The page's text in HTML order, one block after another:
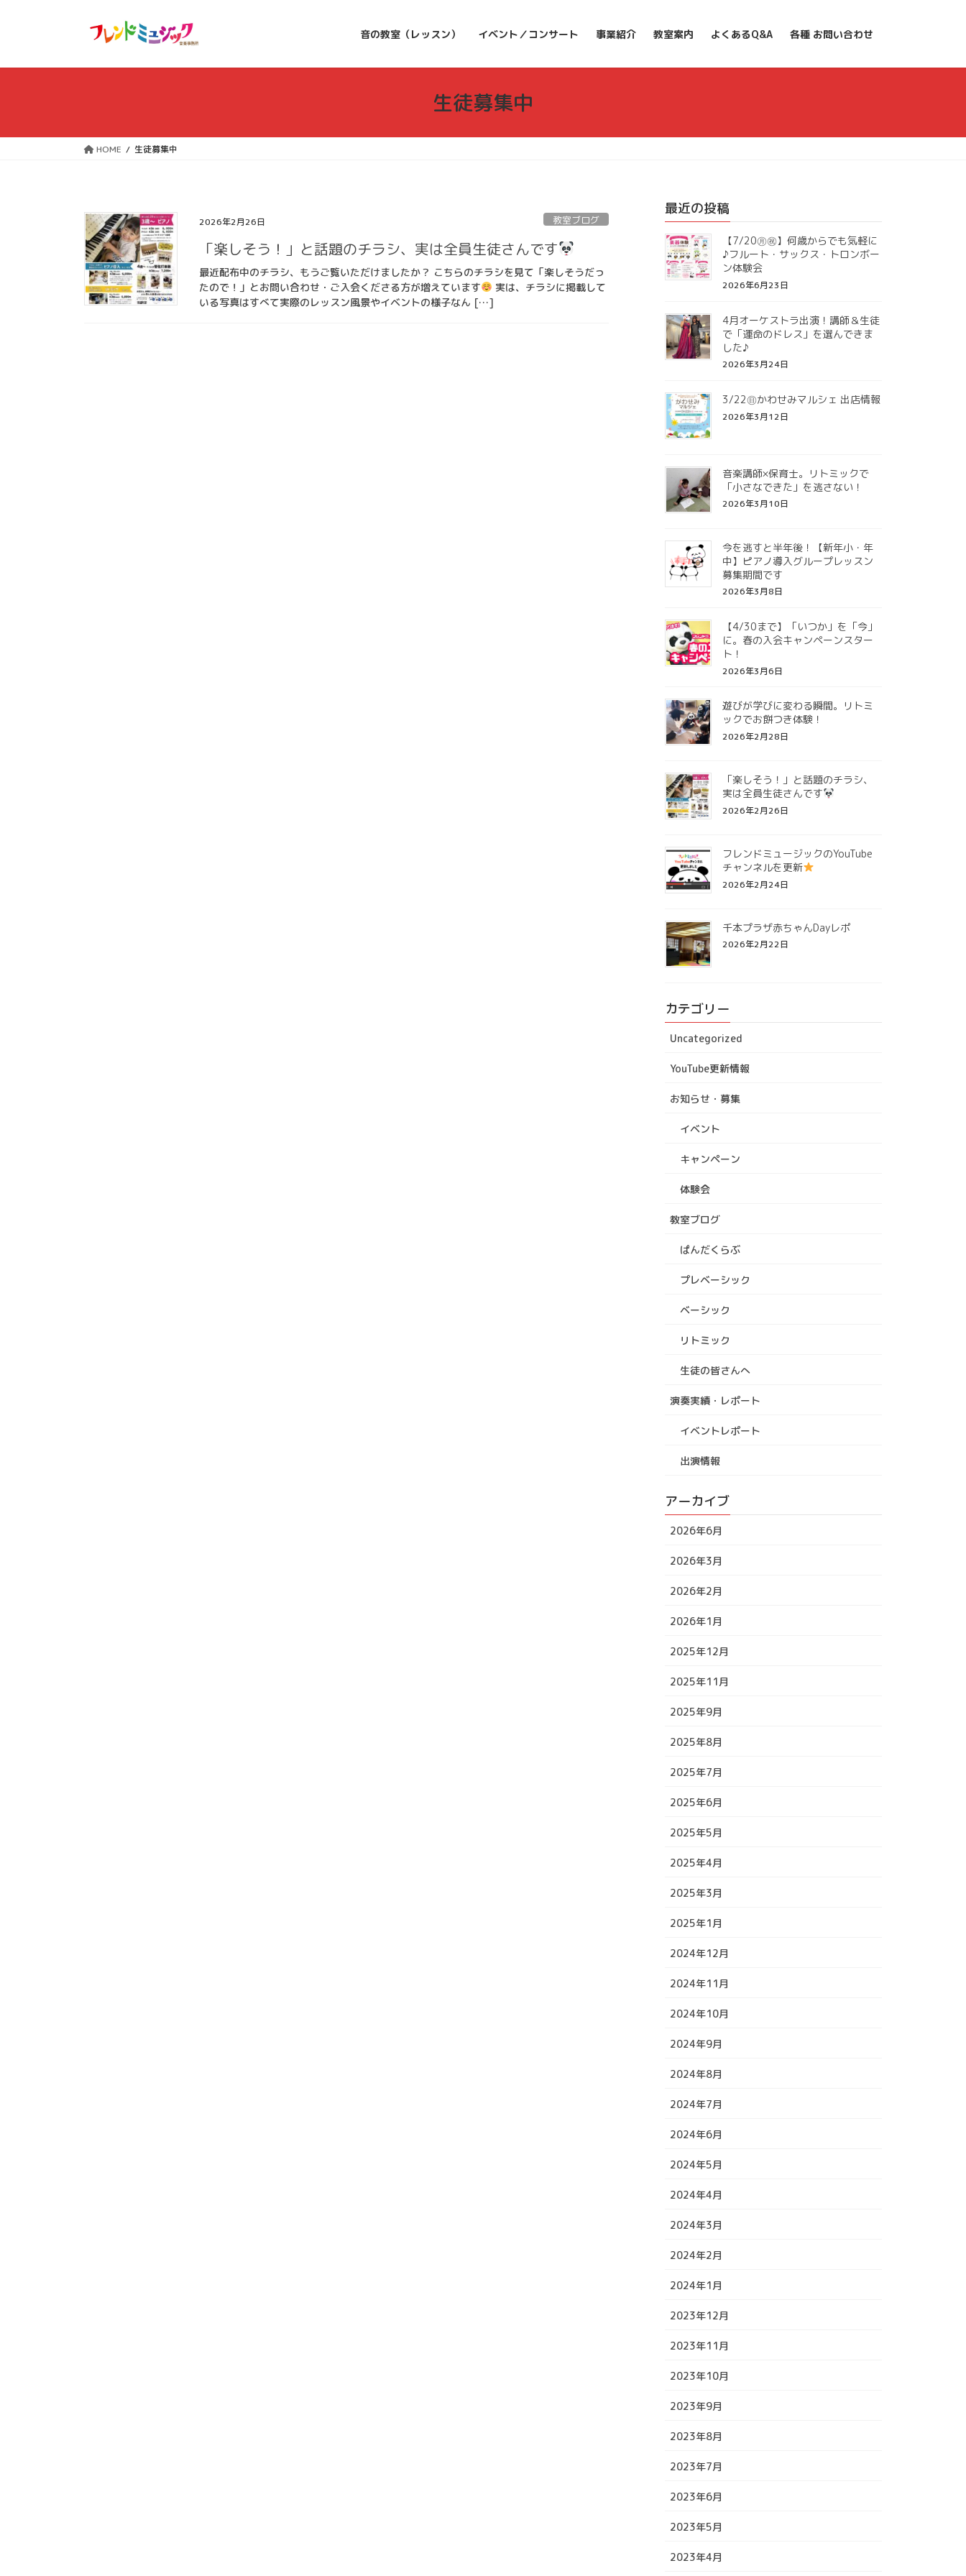
音の教室（レッスン） イベント／コンサート 事業紹介 教室案内 よくあるQ&A 各種 お問い合わせ
生徒募集中
HOME 生徒募集中
2026年2月26日 教室ブログ
「楽しそう！」と話題のチラシ、実は全員生徒さんです
最近配布中のチラシ、もうご覧いただけましたか？ こちらのチラシを見て「楽しそうだっ
たので！」とお問い合わせ・ご入会くださる方が増えています
実は、チラシに掲載して
いる写真はすべて実際のレッスン風景やイベントの様子なん […]
最近の投稿
【7/20㊊㊗】何歳からでも気軽に
♪フルート・サックス・トロンボー
ン体験会
2026年6月23日
4月オーケストラ出演！講師＆生徒
で「運命のドレス」を選んできま
した♪
2026年3月24日
3/22㊐かわせみマルシェ 出店情報
2026年3月12日
音楽講師×保育士。リトミックで
「小さなできた」を逃さない！
2026年3月10日
今を逃すと半年後！【新年小・年
中】ピアノ導入グループレッスン
募集期間です
2026年3月8日
【4/30まで】「いつか」を「今」
に。春の入会キャンペーンスター
ト！
2026年3月6日
遊びが学びに変わる瞬間。リトミ
ックでお餅つき体験！
2026年2月28日
「楽しそう！」と話題のチラシ、
実は全員生徒さんです
2026年2月26日
フレンドミュージックのYouTube
チャンネルを更新
2026年2月24日
千本プラザ赤ちゃんDayレポ
2026年2月22日
カテゴリー
Uncategorized
YouTube更新情報
お知らせ・募集
イベント
キャンペーン
体験会
教室ブログ
ぱんだくらぶ
プレベーシック
ベーシック
リトミック
生徒の皆さんへ
演奏実績・レポート
イベントレポート
出演情報
アーカイブ
2026年6月
2026年3月
2026年2月
2026年1月
2025年12月
2025年11月
2025年9月
2025年8月
2025年7月
2025年6月
2025年5月
2025年4月
2025年3月
2025年1月
2024年12月
2024年11月
2024年10月
2024年9月
2024年8月
2024年7月
2024年6月
2024年5月
2024年4月
2024年3月
2024年2月
2024年1月
2023年12月
2023年11月
2023年10月
2023年9月
2023年8月
2023年7月
2023年6月
2023年5月
2023年4月